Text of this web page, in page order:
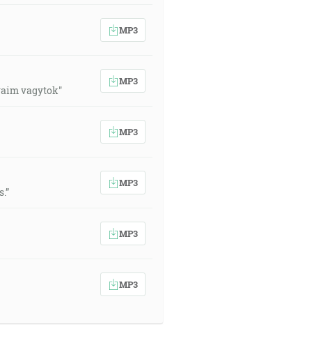
MP3
vagytok"
MP3
MP3
MP3
MP3
MP3